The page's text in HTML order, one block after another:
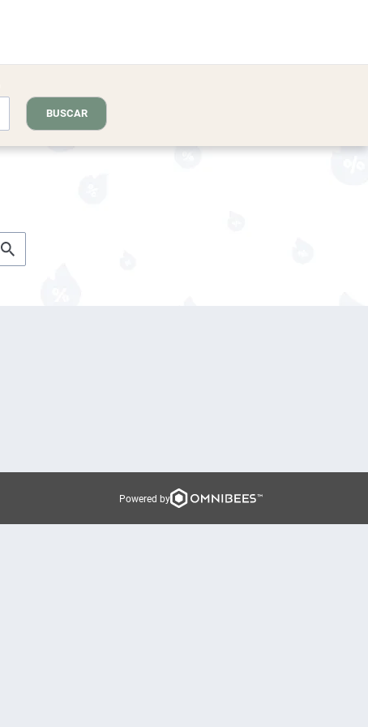
BUSCAR
Powered by